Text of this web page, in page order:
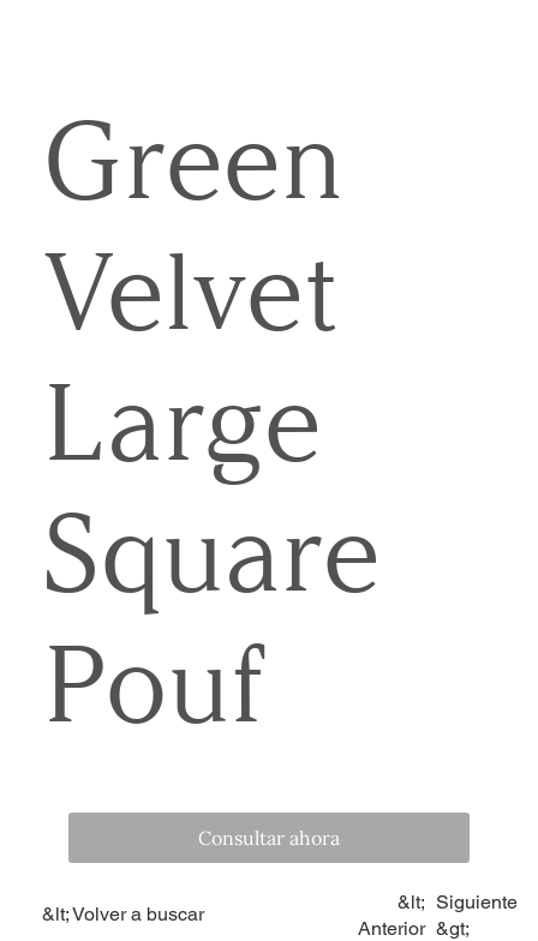
&lt; Volver a buscar
&lt;
Anterior
Siguiente
&gt;
Green
Velvet
Large
Square
Pouf
Consultar ahora